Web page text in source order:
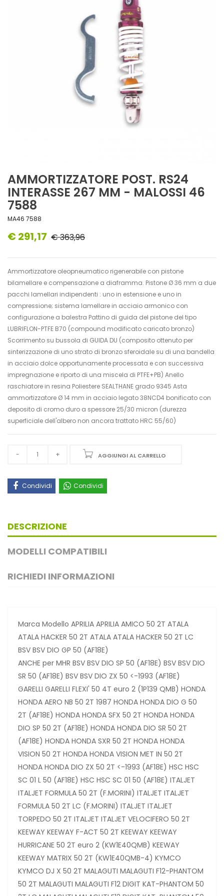
AMMORTIZZATORE POST. RS24
INTERASSE 267 MM - MALOSSI 46
7588
MA46 7588
€ 291,17 € 363,96
Ammortizzatore oleopneumatico rigenerabile con pistone
bilamellare e compensazione a diaframma. Pistone Ø 36 mm a due
pacchi lamellari indipendenti : uno in estensione e uno in
compressione; sistema lamellare in acciaio armonico con
configurazione a balestra Pattino di guida del pistone del tipo
LUBRIFLON-PTFE B70 (compound modificato caricato bronzo)
Scorrimento su bussola di GUIDA DU (composito ottenuto per
sinterizzazione di uno strato di bronzo sferoidale su di una bandella
in acciaio dolce opportunamente processata e con successiva
impregnazione e riporto di una miscela di PTFE+PB) Anello
raschiatore in resina Poliestere SEALTHANE grado 9345 Asta
ammortizzatore Ø 14 mm in acciaio legato 38NCD4 bonificato con
deposito di cromo duro a spessore 25/30 micron (durezza
superficiale dell'albero non ancora trattato HRC 55/60)
AGGIUNGI AL CARRELLO
Condividi Condividi
DESCRIZIONE
MODELLI COMPATIBILI
RICHIEDI INFORMAZIONI
Marca Modello APRILIA APRILIA AMICO 50 2T ATALA
ATALA HACKER 50 2T ATALA ATALA HACKER 50 2T LC
BSV BSV DIO GP 50 (AF18E)
ANCHE per MHR BSV BSV DIO SP 50 (AF18E) BSV BSV DIO
SR 50 (AF18E) BSV BSV DIO ZX 50 <-1993 (AF18E)
GARELLI GARELLI FLEXI' 50 4T euro 2 (1P139 QMB) HONDA
HONDA AERO NB 50 2T 1987 HONDA HONDA DIO G 50
2T (AF18E) HONDA HONDA SFX 50 2T HONDA HONDA
DIO SP 50 2T (AF18E) HONDA HONDA DIO SR 50 2T
(AF18E) HONDA HONDA SXR 50 2T HONDA HONDA
VISION 50 2T HONDA HONDA VISION MET IN 50 2T
HONDA HONDA DIO ZX 50 2T <-1993 (AF18E) HSC HSC
SC 01 L 50 (AF18E) HSC HSC SC 01 50 (AF18E) ITALJET
ITALJET FORMULA 50 2T (F.MORINI) ITALJET ITALJET
FORMULA 50 2T LC (F.MORINI) ITALJET ITALJET
TORPEDO 50 2T ITALJET ITALJET VELOCIFERO 50 2T
KEEWAY KEEWAY F-ACT 50 2T KEEWAY KEEWAY
HURRICANE 50 2T euro 2 (KW1E40QMB) KEEWAY
KEEWAY MATRIX 50 2T (KW1E40QMB-4) KYMCO
KYMCO DJ X 50 2T MALAGUTI MALAGUTI F12-PHANTOM
50 2T MALAGUTI MALAGUTI F12 DIGIT KAT-PHANTOM 50